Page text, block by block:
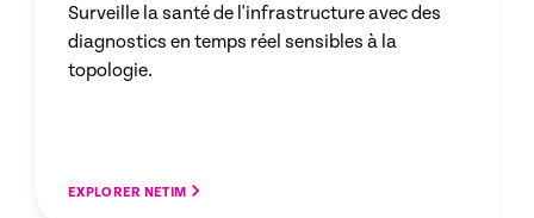
Surveille la santé de l'infrastructure avec des
diagnostics en temps réel sensibles à la
topologie.
EXPLORER NETIM